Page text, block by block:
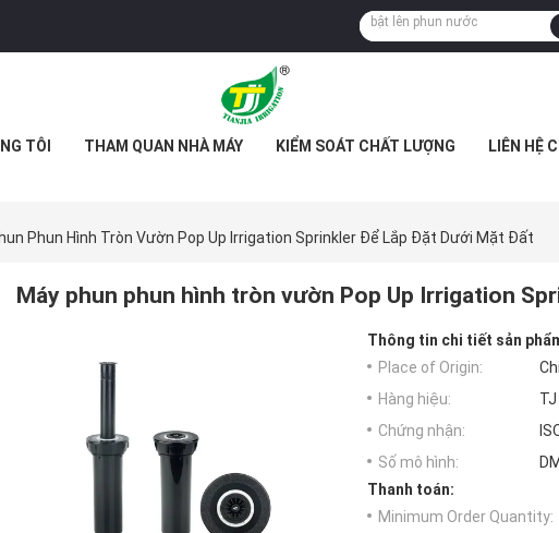
TÔI THAM QUAN NHÀ MÁY KIỂM SOÁT CHẤT LƯỢNG LIÊN HỆ
Phun Hình Tròn Vườn Pop Up Irrigation Sprinkler Để Lắp Đặt Dưới Mặt Đất
Máy phun phun hình tròn vườn Pop Up Irrigation
Thông tin chi tiết sản
Place of Origin:
Hàng hiệu:
TJ
Chứng nhận:
Số mô hình:
Thanh toán:
Minimum Order Quantity: